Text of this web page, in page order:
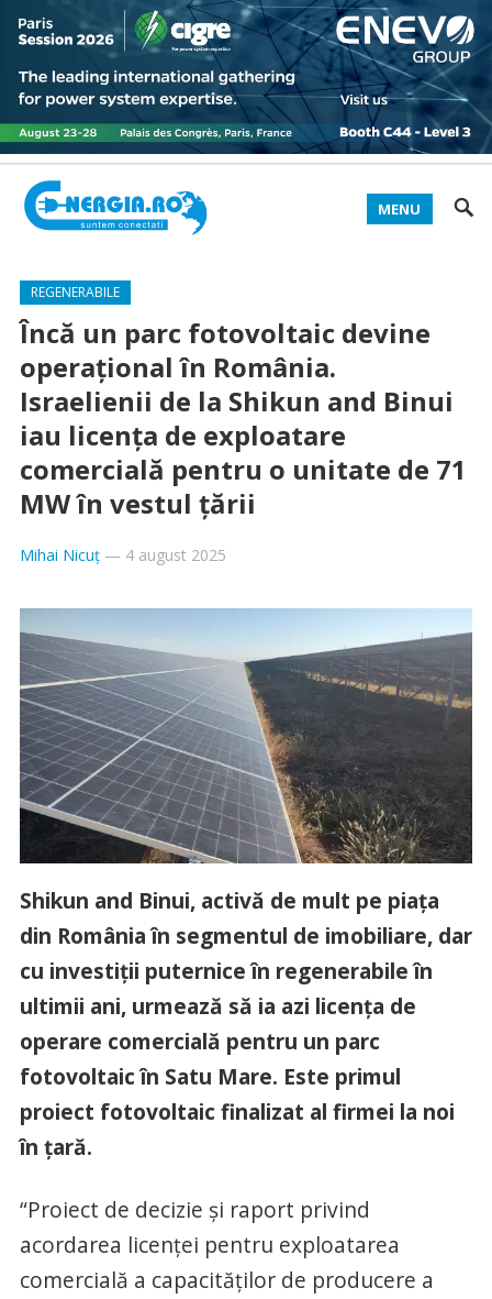
MENU
REGENERABILE
Încă un parc fotovoltaic devine
operațional în România.
Israelienii de la Shikun and Binui
iau licența de exploatare
comercială pentru o unitate de 71
MW în vestul țării
Mihai Nicuț— 4 august 2025
Shikun and Binui, activă de mult pe piața
din România în segmentul de imobiliare, dar
cu investiții puternice în regenerabile în
ultimii ani, urmează să ia azi licența de
operare comercială pentru un parc
fotovoltaic în Satu Mare. Este primul
proiect fotovoltaic finalizat al firmei la noi
în țară.
“Proiect de decizie și raport privind
acordarea licenţei pentru exploatarea
comercială a capacităţilor de producere a